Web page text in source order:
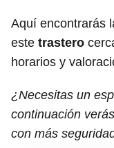
Aquí encontrarás
este trastero
horarios y
¿Necesitas un
continuación
con más